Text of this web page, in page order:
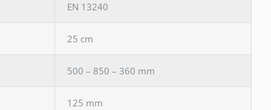
EN 13240
25 cm
500 – 850 – 360 mm
125 mm